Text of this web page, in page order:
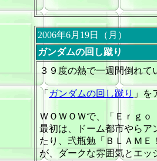
2006年6月19日（月）
ガンダムの回し蹴り
３９度の熱で一週間倒れ
「 ガンダムの回し蹴り 」を
ＷＯＷＯＷで、「Ｅｒｇ
最初は、ドーム都市やらア
たり、弐瓶勉「ＢＬＡＭＥ
が、ダークな雰囲気とエッ